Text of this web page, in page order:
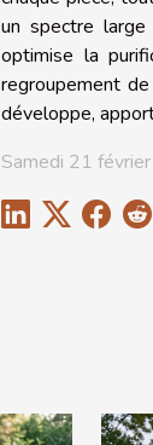
un spectre large
optimise la
regroupement
développe,
Samedi 21